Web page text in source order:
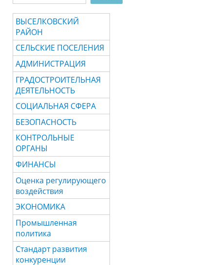
ВЫСЕЛКОВСКИЙ
РАЙОН
СЕЛЬСКИЕ ПОСЕЛЕНИЯ
АДМИНИСТРАЦИЯ
ГРАДОСТРОИТЕЛЬНАЯ
ДЕЯТЕЛЬНОСТЬ
СОЦИАЛЬНАЯ СФЕРА
БЕЗОПАСНОСТЬ
КОНТРОЛЬНЫЕ
ОРГАНЫ
ФИНАНСЫ
Оценка регулирующего
воздействия
ЭКОНОМИКА
Промышленная
политика
Стандарт развития
конкуренции